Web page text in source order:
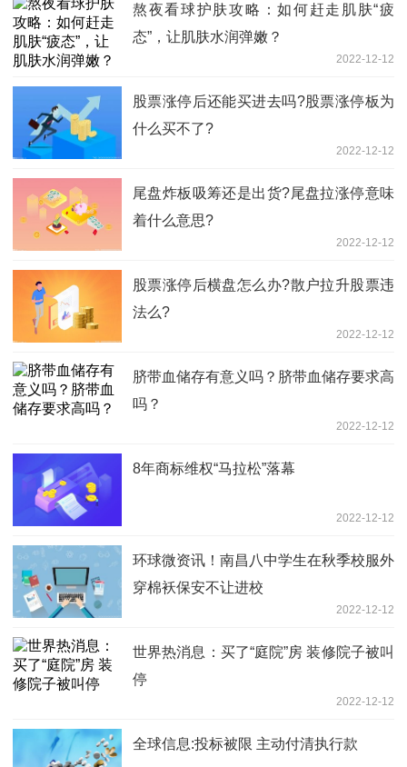
熬夜看球护肤攻略：如何赶走肌肤“疲
态”，让肌肤水润弹嫩？
2022-12-12
股票涨停后还能买进去吗?股票涨停板为
什么买不了?
2022-12-12
尾盘炸板吸筹还是出货?尾盘拉涨停意味
着什么意思?
2022-12-12
股票涨停后横盘怎么办?散户拉升股票违
法么?
2022-12-12
脐带血储存有意义吗？脐带血储存要求高
吗？
2022-12-12
8年商标维权“马拉松”落幕
2022-12-12
环球微资讯！南昌八中学生在秋季校服外
穿棉袄保安不让进校
2022-12-12
世界热消息：买了“庭院”房 装修院子被叫
停
2022-12-12
全球信息:投标被限 主动付清执行款